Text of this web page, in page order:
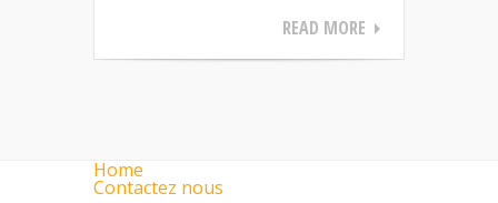
READ MORE
Home
Contactez nous